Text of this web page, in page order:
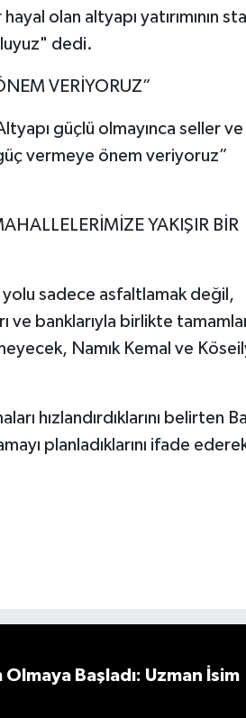
olan altyapı yatırımının
dedi.
VERİYORUZ”
güçlü olmayınca seller ve
vermeye önem veriyoruz”
YAKIŞIR BİR
sadece asfaltlamak değil,
ve banklarıyla birlikte
Namık Kemal ve
hızlandırdıklarını belirten
planladıklarını ifade
Olmaya Başladı: Uzman İsim